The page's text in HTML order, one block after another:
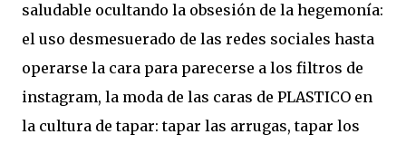
saludable ocultando la obsesión de la hegemonía:
el uso desmesuerado de las redes sociales hasta
operarse la cara para parecerse a los filtros de
instagram, la moda de las caras de PLASTICO en
la cultura de tapar: tapar las arrugas, tapar los